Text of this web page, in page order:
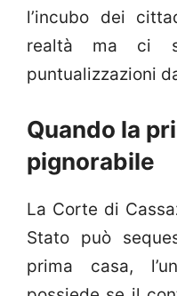
l’incubo dei
realtà ma ci
puntualizzazioni
Quando la
pignorabile
La Corte di
Stato può
prima casa,